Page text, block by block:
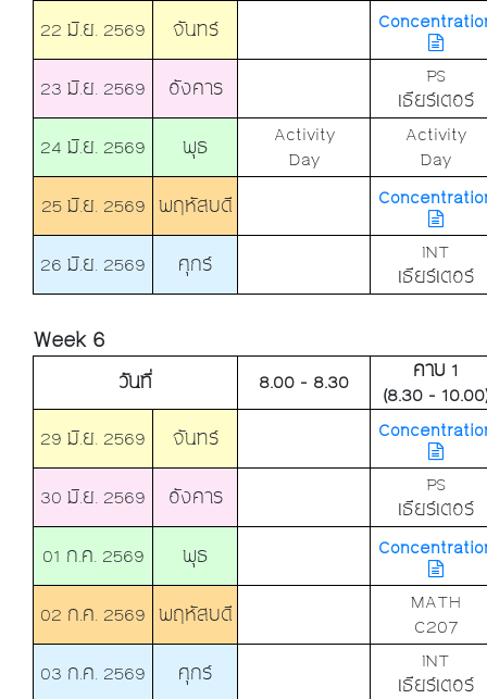
22 มิ.ย. 2569
จันทร์
23 มิ.ย. 2569 อังคาร
PS
เธียร์เตอร์
24 มิ.ย. 2569
พุธ
Activity
Day
Activity
Day
25 มิ.ย. 2569 พฤหัสบดี
26 มิ.ย. 2569 ศุกร์
INT
เธียร์เตอร์
Week 6
วันที่ 8.00 - 8.30
คาบ 1
(8.30 -
29 มิ.ย. 2569
จันทร์
30 มิ.ย. 2569 อังคาร
PS
เธียร์เตอร์
01 ก.ค. 2569
พุธ
02 ก.ค. 2569 พฤหัสบดี
MATH
C207
03 ก.ค. 2569
ศุกร์
INT
เธียร์เตอร์